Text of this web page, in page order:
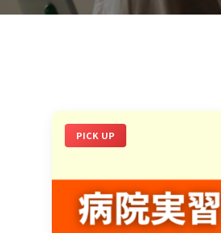
PICK UP